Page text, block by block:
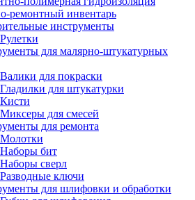
ремонтный инвентарь
инструменты
Рулетки
для малярно-штукатурных
Валики для покраски
Гладилки для штукатурки
Кисти
Миксеры для смесей
для ремонта
Молотки
Наборы бит
Наборы сверл
Разводные ключи
для шлифовки и обработки